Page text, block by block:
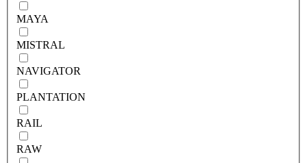
MAYA
MISTRAL
NAVIGATOR
PLANTATION
RAIL
RAW